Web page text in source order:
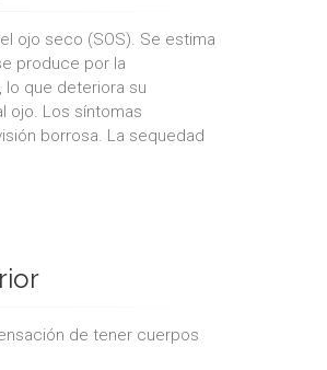
ojo seco (SOS). Se estima
produce por la
lo que deteriora su
ojo. Los síntomas
borrosa. La sequedad
de tener cuerpos